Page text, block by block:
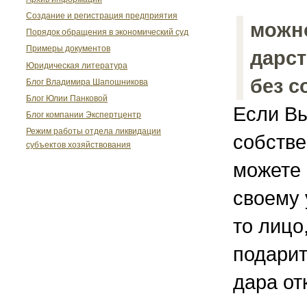
Создание и регистрация предприятия
Порядок обращения в экономический суд
Примеры документов
Юридическая литература
Блог Владимира Шапошникова
Блог Юлии Панковой
Блог компании Экспертцентр
Режим работы отдела ликвидации
субъектов хозяйствования
без
Если
можете
своему
то
дара